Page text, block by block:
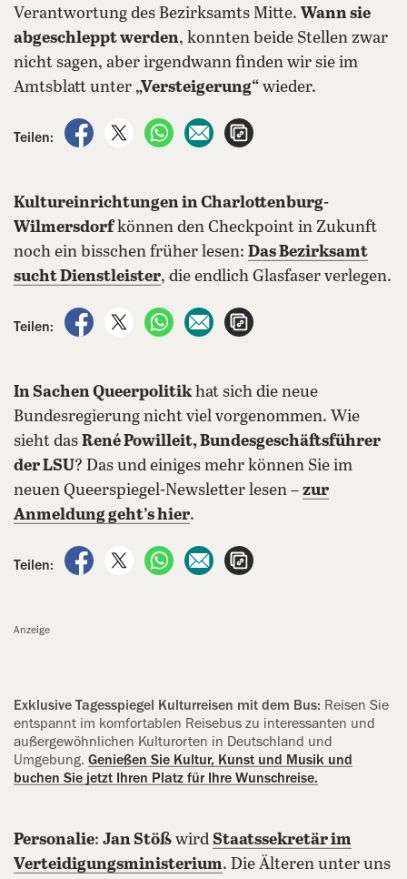
Verantwortung des Bezirksamts Mitte. Wann sie
abgeschleppt werden, konnten beide Stellen zwar
nicht sagen, aber irgendwann finden wir sie im
Amtsblatt unter „Versteigerung“ wieder.
Teilen:
auf Facebook teilen
auf X teilenper WhatsApp teilen
per E-Mail teilen
Kultureinrichtungen in Charlottenburg-
Wilmersdorfkönnen den Checkpoint in Zukunft
noch ein bisschen früher lesen: Das Bezirksamt
sucht Dienstleister, die endlich Glasfaser verlegen.
Teilen:
auf Facebook teilen
auf X teilenper WhatsApp teilen
per E-Mail teilen
In Sachen Queerpolitikhat sich die neue
Bundesregierung nicht viel vorgenommen. Wie
sieht das René Powilleit, Bundesgeschäftsführer
der LSU? Das und einiges mehr können Sie im
neuen Queerspiegel-Newsletter lesen – zur
Anmeldung geht’s hier.
Teilen:
auf Facebook teilen
auf X teilenper WhatsApp teilen
per E-Mail teilen
Anzeige
Exklusive Tagesspiegel Kulturreisen mit dem Bus: Reisen Sie
entspannt im komfortablen Reisebus zu interessanten und
außergewöhnlichen Kulturorten in Deutschland und
Umgebung. Genießen Sie Kultur, Kunst und Musik und
buchen Sie jetzt Ihren Platz für Ihre Wunschreise.
Personalie: Jan Stöß wird Staatssekretär im
Verteidigungsministerium. Die Älteren unter uns